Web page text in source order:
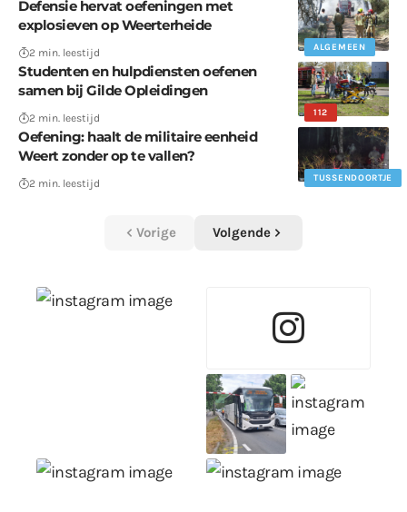
ALGEMEEN
Defensie hervat oefeningen met
explosieven op Weerterheide
2 min. leestijd
112
Studenten en hulpdiensten oefenen
samen bij Gilde Opleidingen
2 min. leestijd
TUSSENDOORTJE
Oefening: haalt de militaire eenheid
Weert zonder op te vallen?
2 min. leestijd
Vorige Volgende